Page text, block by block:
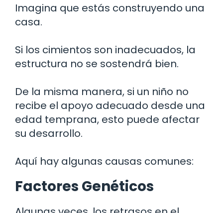
Imagina que estás construyendo una
casa.
Si los cimientos son inadecuados, la
estructura no se sostendrá bien.
De la misma manera, si un niño no
recibe el apoyo adecuado desde una
edad temprana, esto puede afectar
su desarrollo.
Aquí hay algunas causas comunes:
Factores Genéticos